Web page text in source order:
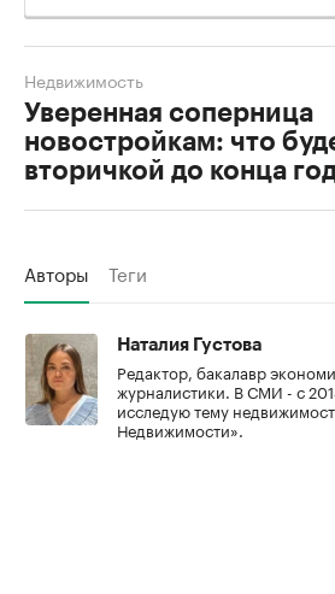
Уверенная соперница
новостройкам: что
вторичкой до конца
Недвижимость
Авторы Теги
Наталия Густова
Редактор, бакалавр
журналистики. В СМИ - с
исследую тему
Недвижимости».